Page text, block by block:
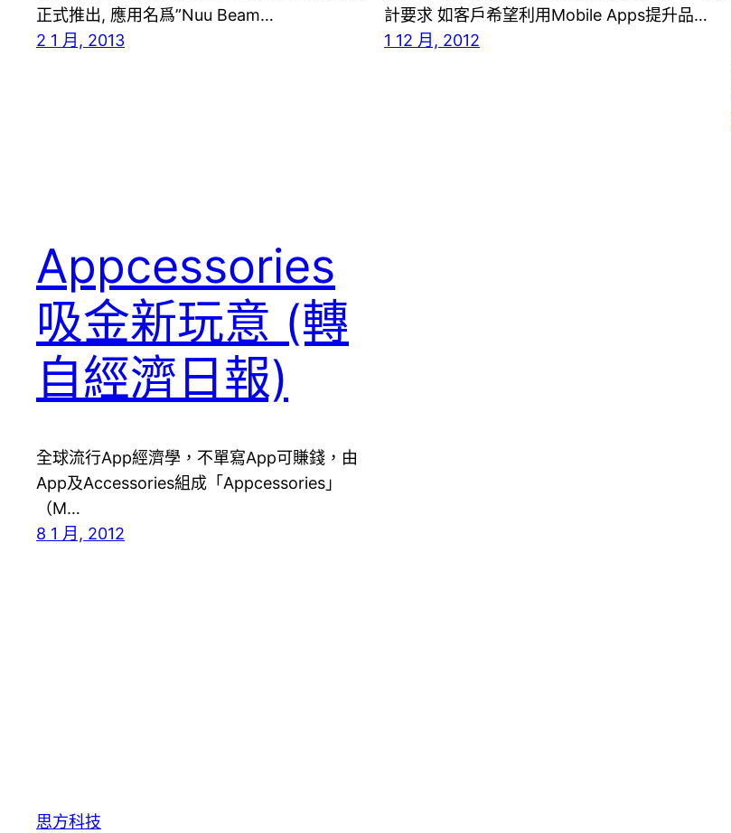
正式推出, 應用名爲”Nuu Beam…
2 1 月, 2013
計要求 如客戶希望利用Mobile Apps提升品…
1 12 月, 2012
Appcessories
吸金新玩意 (轉
自經濟日報)
全球流行App經濟學，不單寫App可賺錢，由
App及Accessories組成「Appcessories」
（M…
8 1 月, 2012
思方科技